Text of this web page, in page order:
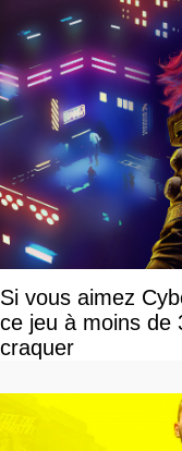
Si vous aimez
ce jeu à moins de
craquer